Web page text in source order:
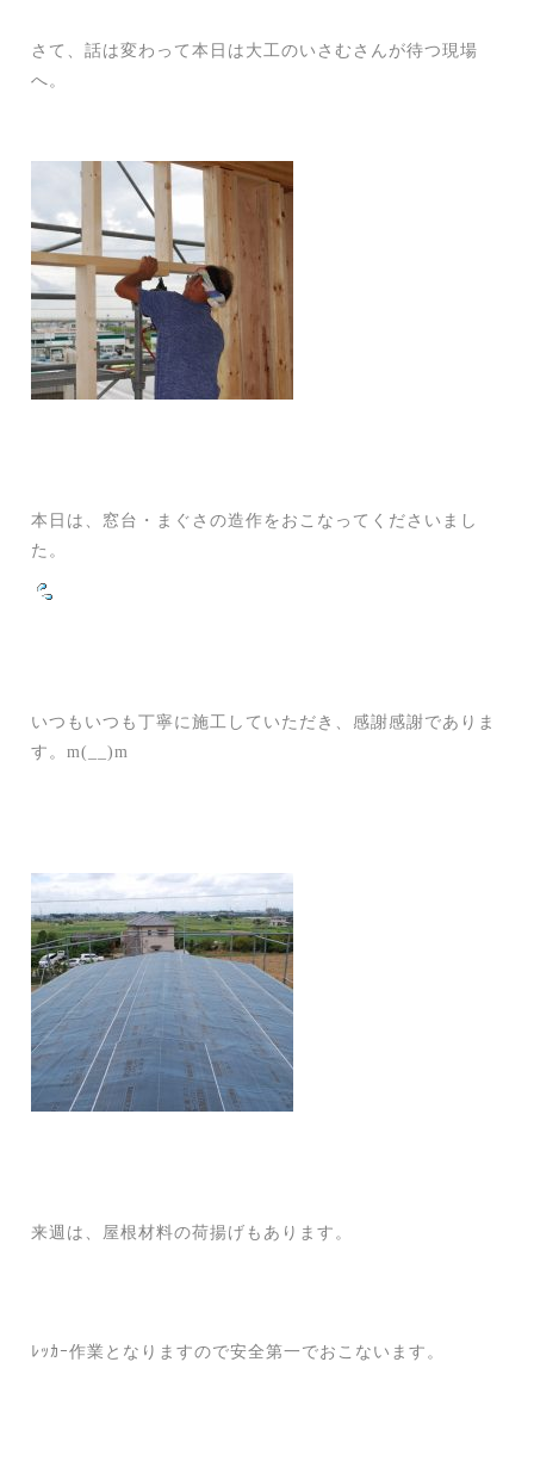
さて、話は変わって本日は大工のいさむさんが待つ現場
へ。
本日は、窓台・まぐさの造作をおこなってくださいまし
た。
いつもいつも丁寧に施工していただき、感謝感謝でありま
す。m(__)m
来週は、屋根材料の荷揚げもあります。
ﾚｯｶｰ作業となりますので安全第一でおこないます。